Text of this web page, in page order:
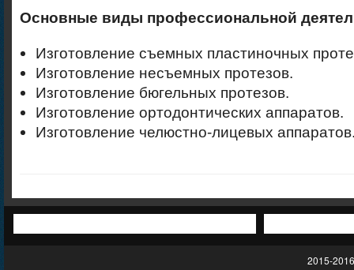
Основные виды профессиональной
Изготовление съемных пластиночных
Изготовление несъемных протезов.
Изготовление бюгельных протезов.
Изготовление ортодонтических аппаратов.
Изготовление челюстно-лицевых
2015-